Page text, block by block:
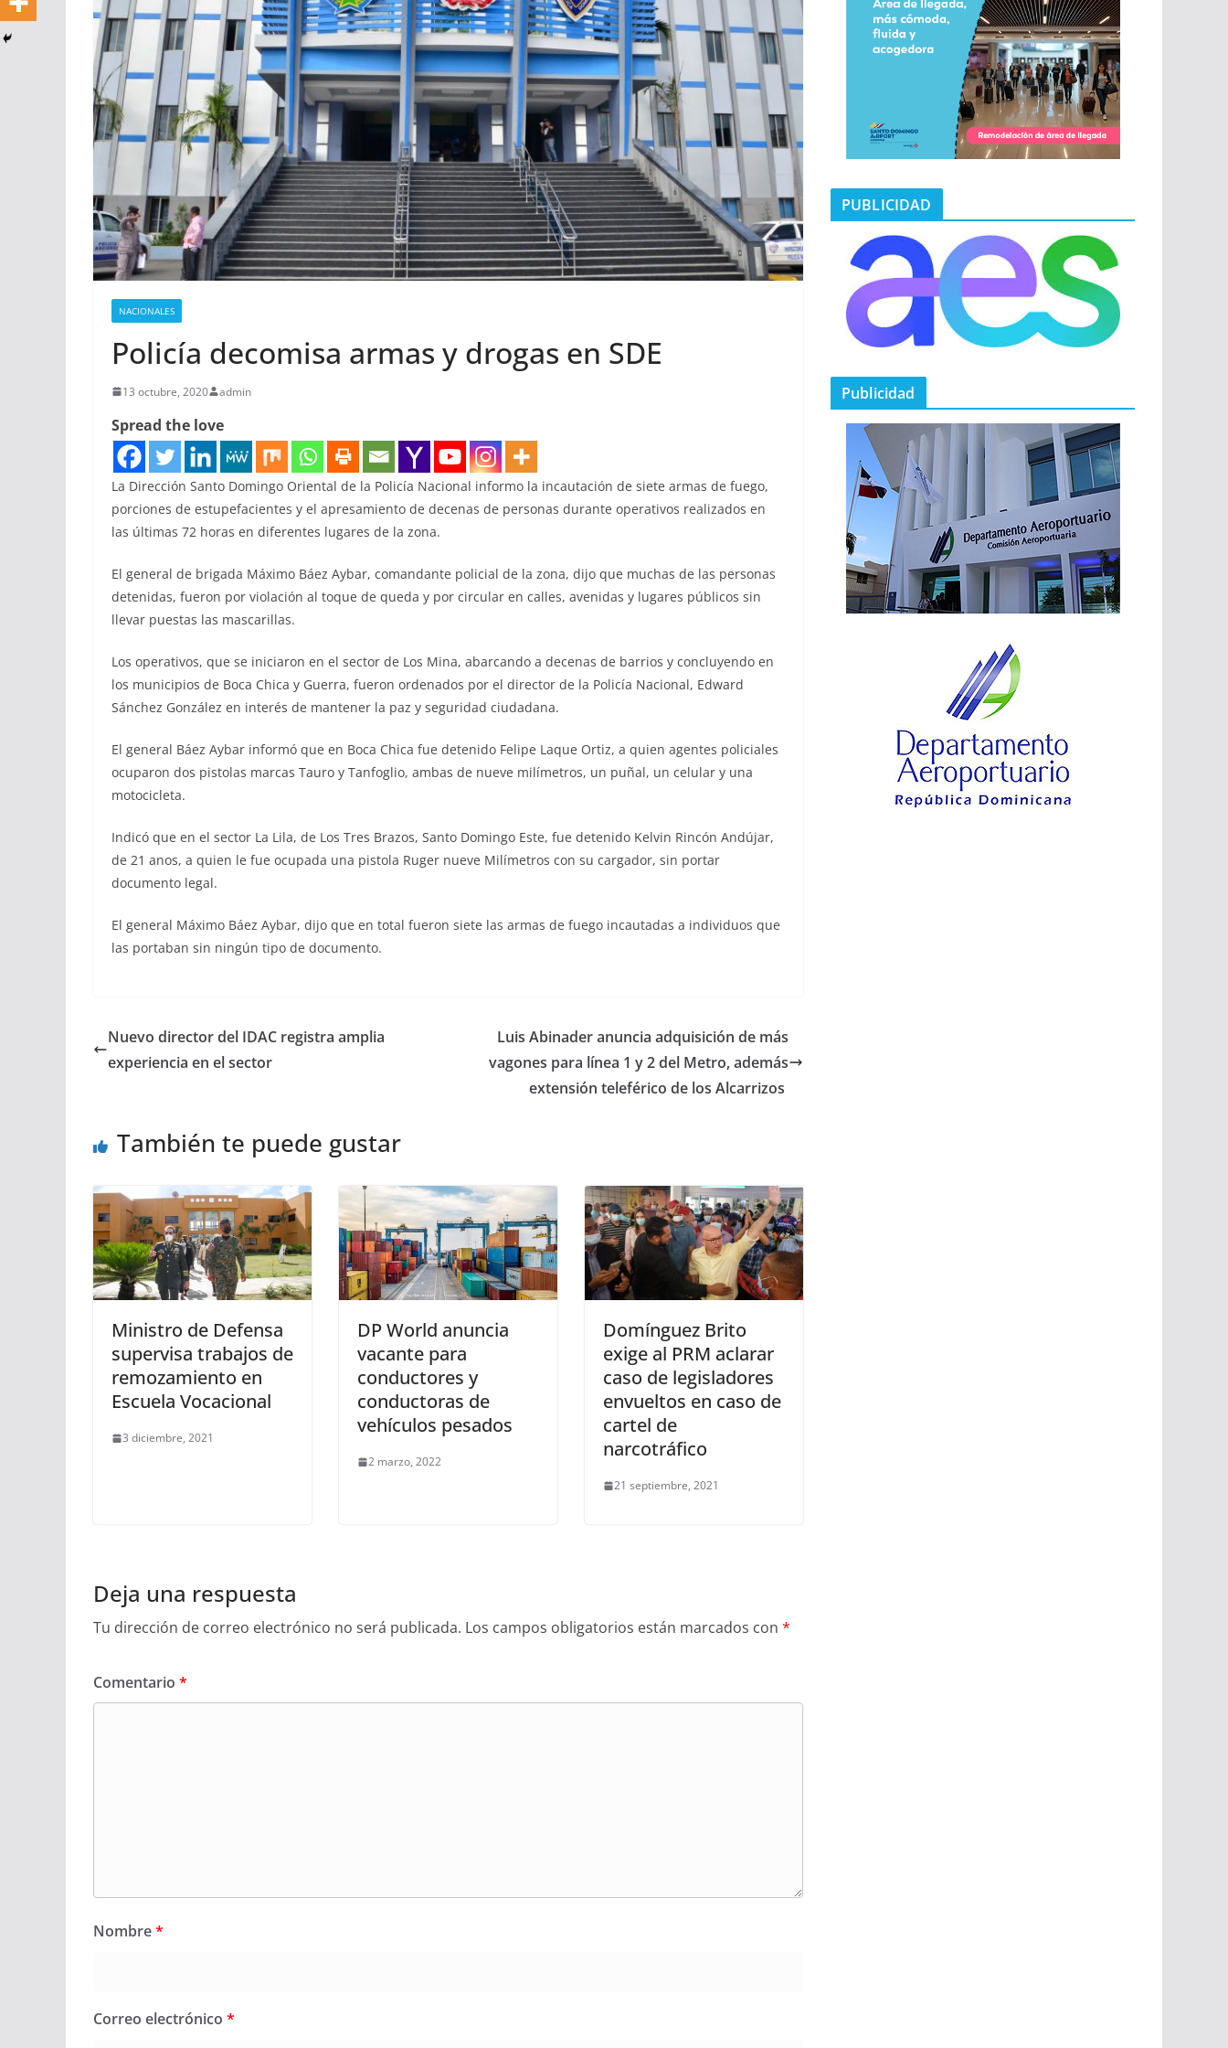
NACIONALES
Policía decomisa armas y drogas en SDE
13 octubre, 2020 admin
Spread the love
La Dirección Santo Domingo Oriental de la Policía Nacional informo la incautación de siete armas de fuego,
porciones de estupefacientes y el apresamiento de decenas de personas durante operativos realizados en
las últimas 72 horas en diferentes lugares de la zona.
El general de brigada Máximo Báez Aybar, comandante policial de la zona, dijo que muchas de las personas
detenidas, fueron por violación al toque de queda y por circular en calles, avenidas y lugares públicos sin
llevar puestas las mascarillas.
Los operativos, que se iniciaron en el sector de Los Mina, abarcando a decenas de barrios y concluyendo en
los municipios de Boca Chica y Guerra, fueron ordenados por el director de la Policía Nacional, Edward
Sánchez González en interés de mantener la paz y seguridad ciudadana.
El general Báez Aybar informó que en Boca Chica fue detenido Felipe Laque Ortiz, a quien agentes policiales
ocuparon dos pistolas marcas Tauro y Tanfoglio, ambas de nueve milímetros, un puñal, un celular y una
motocicleta.
Indicó que en el sector La Lila, de Los Tres Brazos, Santo Domingo Este, fue detenido Kelvin Rincón Andújar,
de 21 anos, a quien le fue ocupada una pistola Ruger nueve Milímetros con su cargador, sin portar
documento legal.
El general Máximo Báez Aybar, dijo que en total fueron siete las armas de fuego incautadas a individuos que
las portaban sin ningún tipo de documento.
Nuevo director del IDAC registra amplia
experiencia en el sector
Luis Abinader anuncia adquisición de más
vagones para línea 1 y 2 del Metro, además
extensión teleférico de los Alcarrizos
También te puede gustar
Ministro de Defensa
supervisa trabajos de
remozamiento en
Escuela Vocacional
3 diciembre, 2021
DP World anuncia
vacante para
conductores y
conductoras de
vehículos pesados
2 marzo, 2022
Domínguez Brito
exige al PRM aclarar
caso de legisladores
envueltos en caso de
cartel de
narcotráfico
21 septiembre, 2021
Deja una respuesta
Tu dirección de correo electrónico no será publicada. Los campos obligatorios están marcados con *
Comentario *
Nombre*
Correo electrónico *
PUBLICIDAD
Publicidad